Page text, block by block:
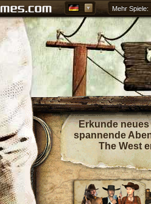
Mehr Spiele:
Erkunde
spannende
The West